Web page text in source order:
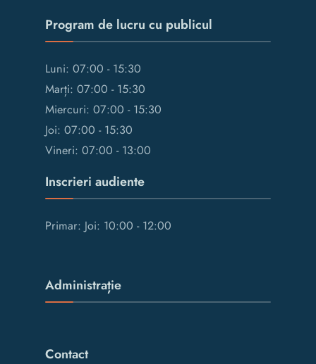
Program de lucru cu publicul
Luni: 07:00 - 15:30
Marți: 07:00 - 15:30
Miercuri: 07:00 - 15:30
Joi: 07:00 - 15:30
Vineri: 07:00 - 13:00
Inscrieri audiente
Primar: Joi: 10:00 - 12:00
Administrație
Contact